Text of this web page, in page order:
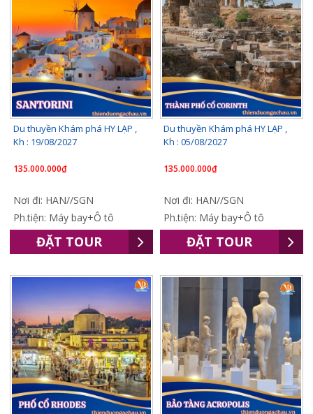
Du thuyền Khám phá HY LẠP ,
Kh : 19/08/2027
135.000.000₫
Nơi đi: HAN//SGN
Ph.tiện: Máy bay+Ô tô
ĐẶT TOUR
Du thuyền Khám phá HY LẠP ,
Kh : 05/08/2027
135.000.000₫
Nơi đi: HAN//SGN
Ph.tiện: Máy bay+Ô tô
ĐẶT TOUR